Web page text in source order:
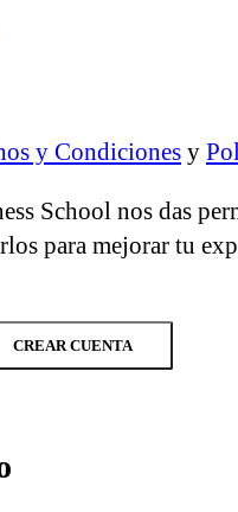
y Condiciones y
School nos das
para mejorar tu
CREAR CUENTA